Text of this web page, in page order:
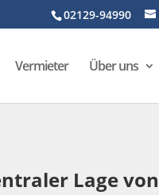
02129-94990
Vermieter Über uns
Lage von